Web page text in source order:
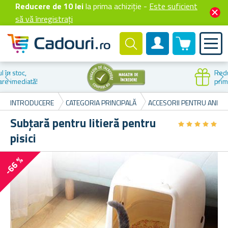
Reducere de 10 leila prima achiziție - Este suficient
să vă înregistrați
Cont client
0 produselor
prima cumpărare
INTRODUCERE CATEGORIA PRINCIPALĂ ACCESORII PENTRU
Subțară pentru litieră pentru
pisici
★★★★★
★★★★★
-66 %